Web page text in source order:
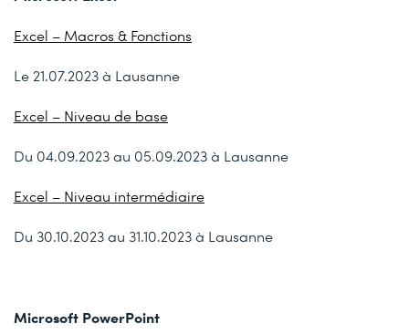
Excel – Macros & Fonctions
Le 21.07.2023 à Lausanne
Excel – Niveau de base
Du 04.09.2023 au 05.09.2023 à Lausanne
Excel – Niveau intermédiaire
Du 30.10.2023 au 31.10.2023 à Lausanne
Microsoft PowerPoint